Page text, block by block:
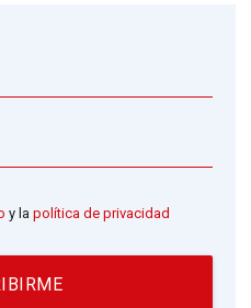
y lapolítica de privacidad